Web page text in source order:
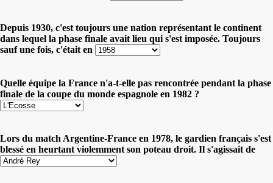
Depuis 1930, c'est toujours une nation représentant le continent
dans lequel la phase finale avait lieu qui s'est imposée. Toujours
sauf une fois, c'était en
Quelle équipe la France n'a-t-elle pas rencontrée pendant la phase
finale de la coupe du monde espagnole en 1982 ?
Lors du match Argentine-France en 1978, le gardien français s'est
blessé en heurtant violemment son poteau droit. Il s'agissait de